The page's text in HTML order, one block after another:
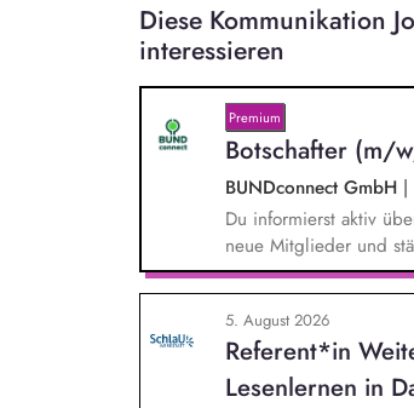
Diese Kommunikation
interessieren
Premium
Botschafter (m/
BUNDconnect GmbH |
Du informierst aktiv
neue Mitglieder und
beantwortest Fragen
Gewissen. Du
von Unterschriften für
5. August 2026
Referent*in
Lesenlernen in